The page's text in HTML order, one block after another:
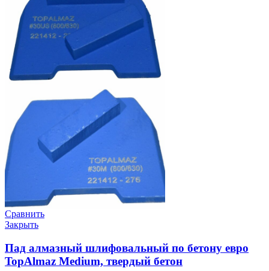
Сравнить
Закрыть
Пад алмазный шлифовальный по бетону евро
TopAlmaz Medium, твердый бетон